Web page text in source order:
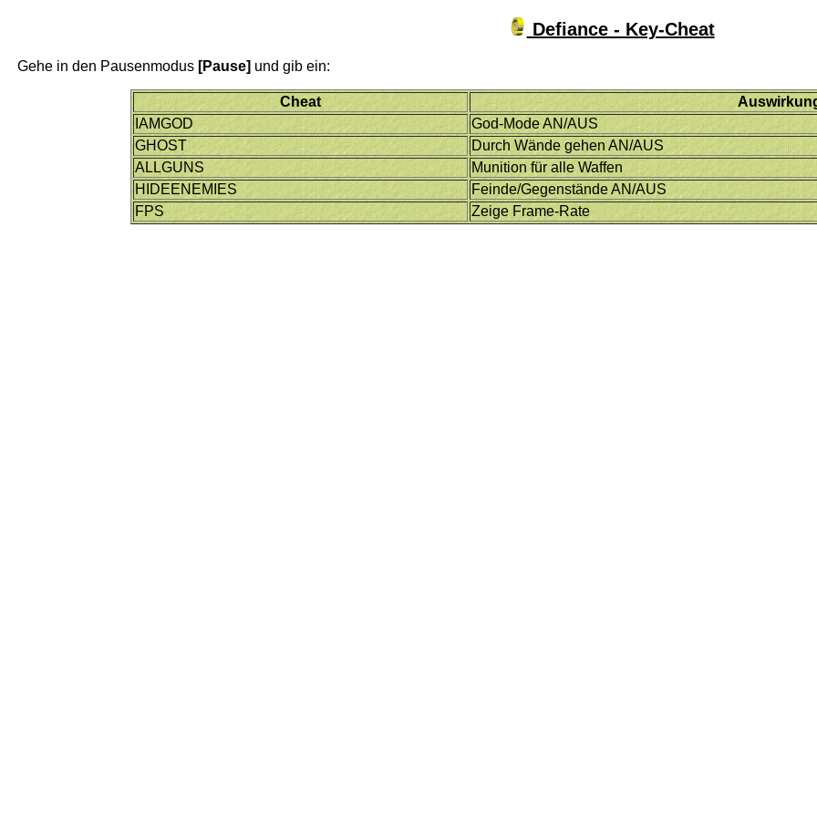
Defiance - Key-Cheat
Gehe in den Pausenmodus [Pause] und gib ein:
Cheat
IAMGOD
God-Mode AN/AUS
GHOST
Durch Wände gehen AN/AUS
ALLGUNS
Munition für alle Waffen
HIDEENEMIES
Feinde/Gegenstände AN/AUS
FPS
Zeige Frame-Rate